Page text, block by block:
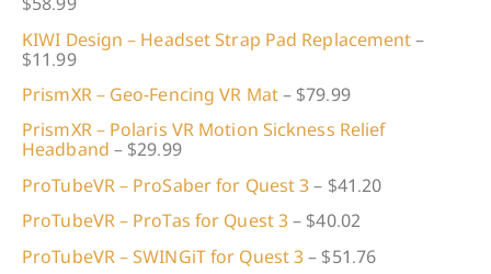
KIWI Design – Headset Strap Pad Replacement–
$11.99
PrismXR – Geo-Fencing VR Mat– $79.99
PrismXR – Polaris VR Motion Sickness Relief
Headband – $29.99
ProTubeVR – ProSaber for Quest 3– $41.20
ProTubeVR – ProTas for Quest 3– $40.02
ProTubeVR – SWINGiT for Quest 3– $51.76